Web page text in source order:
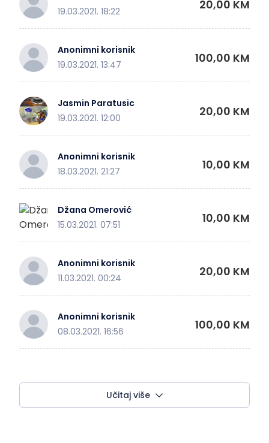
19.03.2021. 18:22
20,00 KM
Anonimni korisnik
19.03.2021. 13:47
100,00 KM
Jasmin Paratusic
19.03.2021. 12:00
20,00 KM
Anonimni korisnik
18.03.2021. 21:27
10,00 KM
Džana Omerović
15.03.2021. 07:51
10,00 KM
Anonimni korisnik
11.03.2021. 00:24
20,00 KM
Anonimni korisnik
08.03.2021. 16:56
100,00 KM
Učitaj više